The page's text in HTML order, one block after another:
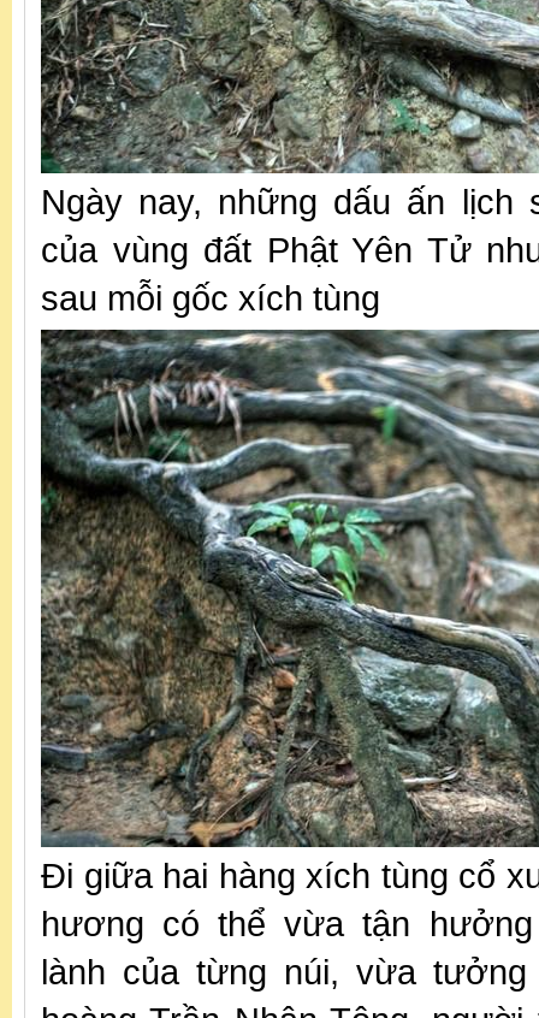
Ngày nay, những dấu ấn lịch
của vùng đất Phật Yên Tử
sau mỗi gốc xích tùng
Đi giữa hai hàng xích tùng cổ
hương có thể vừa tận
lành của từng núi, vừa